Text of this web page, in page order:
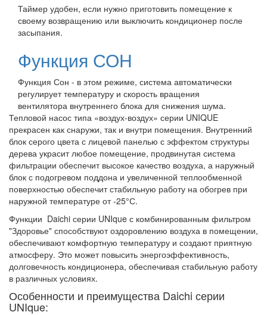
Таймер удобен, если нужно приготовить помещение к
своему возвращению или выключить кондиционер после
засыпания.
Функция СОН
Функция Сон - в этом режиме, система автоматически
регулирует температуру и скорость вращения
вентилятора внутреннего блока для снижения шума.
Тепловой насос типа «воздух-воздух» серии UNIQUE
прекрасен как снаружи, так и внутри помещения. Внутренний
блок серого цвета с лицевой панелью с эффектом структуры
дерева украсит любое помещение, продвинутая система
фильтрации обеспечит высокое качество воздуха, а наружный
блок с подогревом поддона и увеличенной теплообменной
поверхностью обеспечит стабильную работу на обогрев при
наружной температуре от -25°С.
Функции Daichi серии UNIque с комбинированным фильтром
"Здоровье" способствуют оздоровлению воздуха в помещении,
обеспечивают комфортную температуру и создают приятную
атмосферу. Это может повысить энергоэффективность,
долговечность кондиционера, обеспечивая стабильную работу
в различных условиях.
Особенности и преимущества Daichi серии
UNIque: